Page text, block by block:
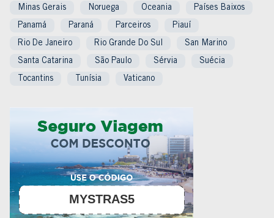
Minas Gerais Noruega Oceania Países Baixos
Panamá Paraná Parceiros Piauí
Rio De Janeiro Rio Grande Do Sul San Marino
Santa Catarina São Paulo Sérvia Suécia
Tocantins Tunísia Vaticano
MYSTRAS5